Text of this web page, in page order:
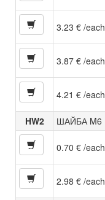
3.23 € /each
3.87 € /each
4.21 € /each
HW2 ШАЙБА M6
0.70 € /each
2.98 € /each